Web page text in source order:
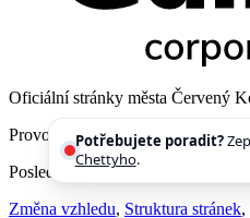
Oficiální stránky města Červený
ProvozovatelGalileo Corporation
Poslední aktualizace: 5. 8. 2026
Změna vzhledu, Struktura stránek,
Potřebujete poradit?
Chettyho.